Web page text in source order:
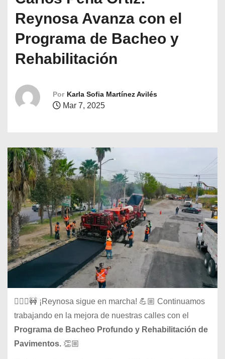
Reynosa Avanza con el
Programa de Bacheo y
Rehabilitación
Por Karla Sofia Martínez Avilés
Mar 7, 2025
👷🏻‍♂️🚧 ¡Reynosa sigue en marcha! 💪🏼 Continuamos
trabajando en la mejora de nuestras calles con el
Programa de Bacheo Profundo y Rehabilitación de
Pavimentos.👏🏼